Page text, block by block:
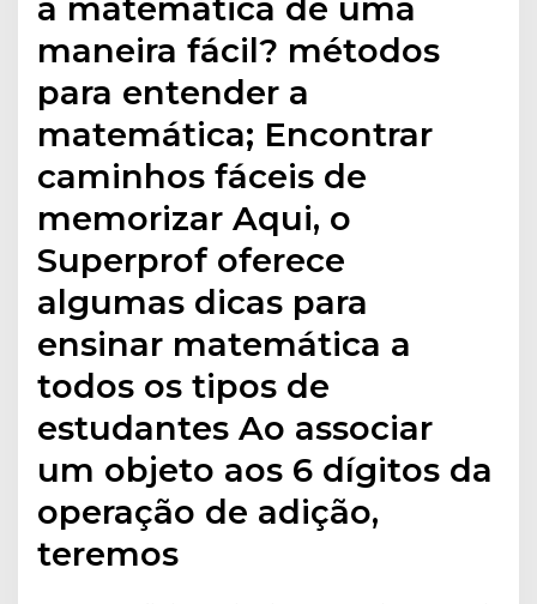
a matemática de uma
maneira fácil? métodos
para entender a
matemática; Encontrar
caminhos fáceis de
memorizar Aqui, o
Superprof oferece
algumas dicas para
ensinar matemática a
todos os tipos de
estudantes Ao associar
um objeto aos 6 dígitos da
operação de adição,
teremos